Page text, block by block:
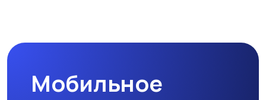
Тренажеры и фитнес Спортивное питание
Мобильное